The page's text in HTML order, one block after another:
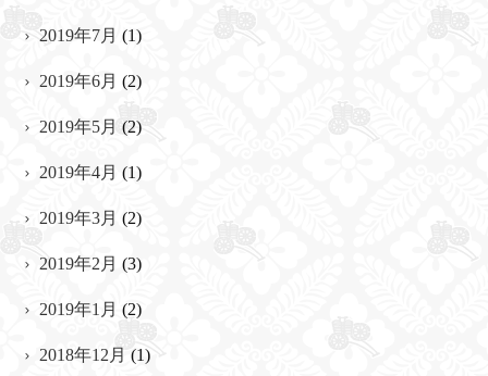
2019年7月 (1)
2019年6月 (2)
2019年5月 (2)
2019年4月 (1)
2019年3月 (2)
2019年2月 (3)
2019年1月 (2)
2018年12月 (1)